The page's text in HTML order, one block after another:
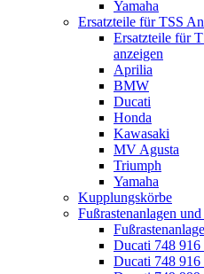
Yamaha
Ersatzteile für TSS
Ersatzteile für
anzeigen
Aprilia
BMW
Ducati
Honda
Kawasaki
MV Agusta
Triumph
Yamaha
Kupplungskörbe
Fußrastenanlagen
Ducati 748 916
Ducati 748